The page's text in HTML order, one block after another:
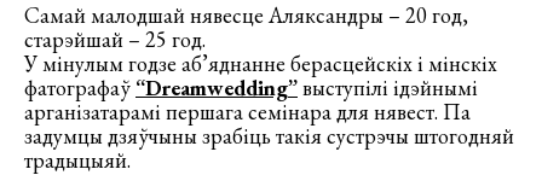
Самай малодшай нявесце Аляксандры – 20 год,
старэйшай – 25 год.
У мінулым годзе аб’яднанне берасцейскіх і мінскіх
фатографаў “Dreamwedding”выступілі ідэйнымі
арганізатарамі першага семінара для нявест. Па
задумцы дзяўчыны зрабіць такія сустрэчы штогодняй
традыцыяй.